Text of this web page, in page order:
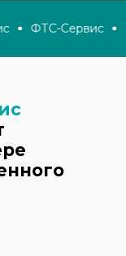
ФТС-Сервис